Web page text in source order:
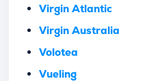
Virgin Atlantic
Virgin Australia
Volotea
Vueling